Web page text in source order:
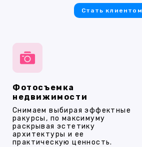
Фотосъемка
недвижимости
Снимаем выбирая эффектные
ракурсы, по максимуму
раскрывая эстетику
архитектуры и ее
практическую ценность.
Стать клиентом